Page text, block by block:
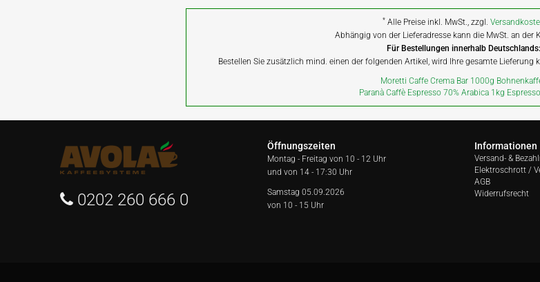
* Alle Preise inkl. MwSt., zzgl.
Abhängig von der Lieferadresse kann die MwSt. an der
Für Bestellungen innerhalb Deutschlands:
Bestellen Sie zusätzlich mind. einen der folgenden Artikel, wird Ihre gesamte Lieferung
Moretti Caffe Crema Bar 1000g
Paranà Caffè Espresso 70% Arabica 1kg
0202 260 666 0
Öffnungszeiten
Montag - Freitag von 10 - 12 Uhr
und von 14 - 17:30 Uhr
Samstag 05.09.2026
von 10 - 15 Uhr
Informationen
Versand- &
Elektroschrott /
AGB
Widerrufsrecht